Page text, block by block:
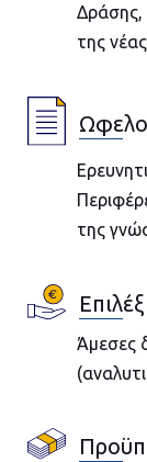
Δράσης,
της
της
Άμεσες